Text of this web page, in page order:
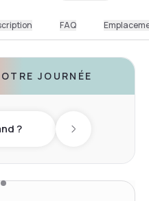
FAQ
JOURNÉE
? Next day